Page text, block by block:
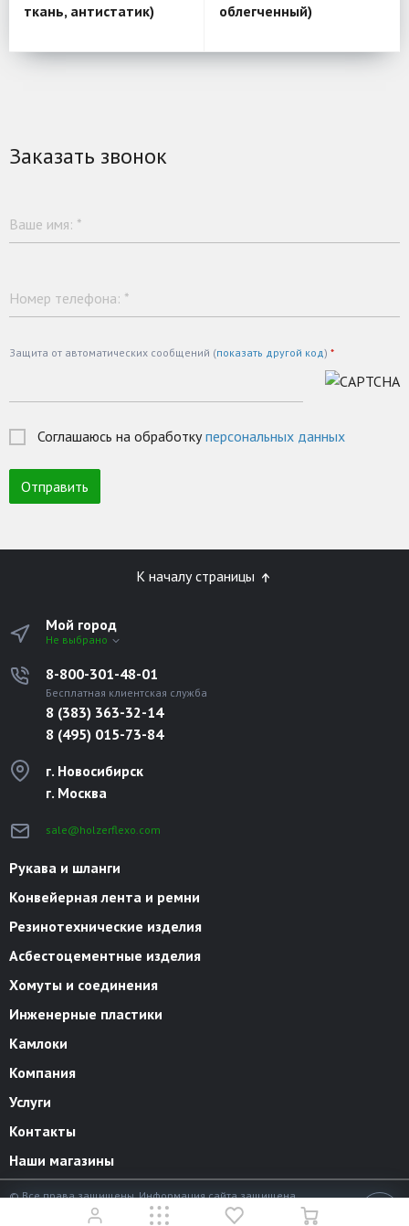
ткань, антистатик)
облегченный)
Заказать звонок
Ваше имя: *
Номер телефона: *
Защита от автоматических сообщений (показать другой код) *
Соглашаюсь на обработкуперсональных данных
К началу страницы
Мой город
Не выбрано
8-800-301-48-01
Бесплатная клиентская служба
8 (383) 363-32-14
8 (495) 015-73-84
г. Новосибирск
г. Москва
sale@holzerflexo.com
Рукава и шланги
Конвейерная лента и ремни
Резинотехнические изделия
Асбестоцементные изделия
Хомуты и соединения
Инженерные пластики
Камлоки
Компания
Услуги
Контакты
Наши магазины
© Все права защищены. Информация сайта защищена
законом об авторских правах.